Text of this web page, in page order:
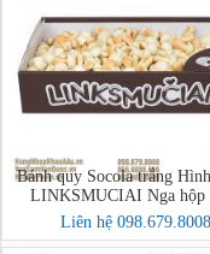
Bánh quy Socola trắng
LINKSMUCIAI Nga hộp
Liên hệ 098.679.8008